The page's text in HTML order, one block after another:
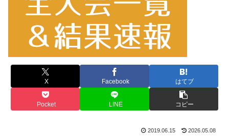
X Facebook はてブ
Pocket LINE コピー
2019.06.15 2026.05.08